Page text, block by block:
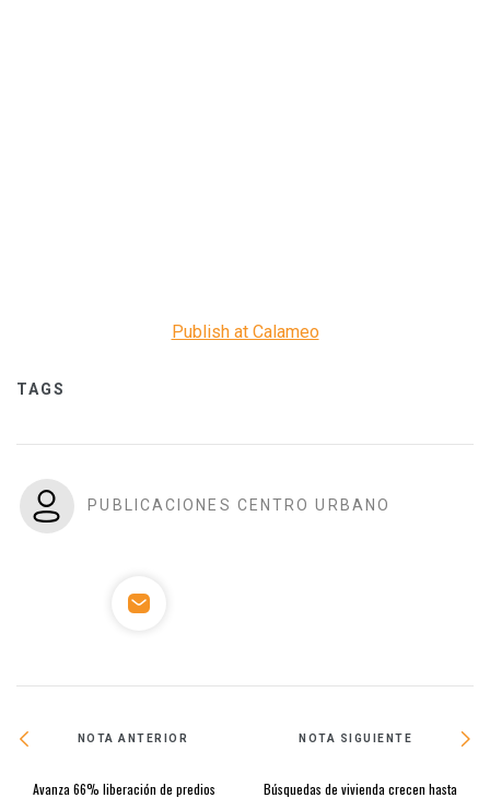
Publish at Calameo
TAGS
PUBLICACIONES CENTRO URBANO
NOTA ANTERIOR
Avanza 66% liberación de predios
NOTA SIGUIENTE
Búsquedas de vivienda crecen hasta